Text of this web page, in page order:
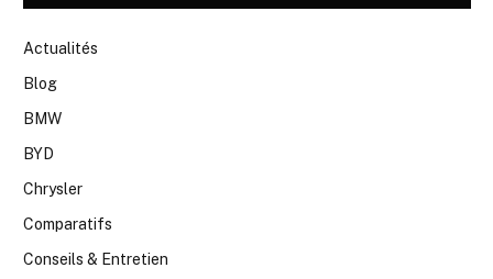
Actualités
Blog
BMW
BYD
Chrysler
Comparatifs
Conseils & Entretien